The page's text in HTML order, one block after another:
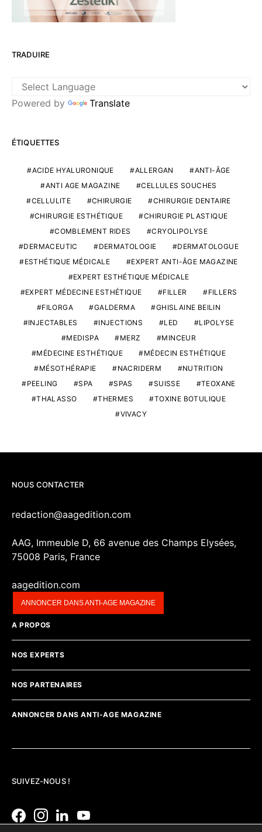
TRADUIRE
Powered by Translate
ÉTIQUETTES
ACIDE HYALURONIQUE ALLERGAN
ANTI-ÂGE
ANTI AGE MAGAZINE
CELLULES SOUCHES
CELLULITE
CHIRURGIE
CHIRURGIE DENTAIRE
CHIRURGIE ESTHÉTIQUE
CHIRURGIE PLASTIQUE
COMBLEMENT RIDES
CRYOLIPOLYSE
DERMACEUTIC
DERMATOLOGIE
DERMATOLOGUE
ESTHÉTIQUE MÉDICALE
EXPERT ANTI-ÂGE MAGAZINE
EXPERT ESTHÉTIQUE MÉDICALE
EXPERT MÉDECINE ESTHÉTIQUE
FILLER
FILLERS
FILORGA
GALDERMA
GHISLAINE BEILIN
INJECTABLES
INJECTIONS LED
LIPOLYSE
MEDISPA
MERZ
MINCEUR
MÉDECINE ESTHÉTIQUE
MÉDECIN ESTHÉTIQUE
MÉSOTHÉRAPIE
NACRIDERM
NUTRITION
PEELING
SPA SPAS SUISSE
TEOXANE
THALASSO
THERMES
TOXINE BOTULIQUE
VIVACY
NOUS CONTACTER
redaction@aagedition.com
AAG, Immeuble D, 66 avenue des Champs Elysées,
75008 Paris, France
aagedition.com
ANNONCER DANS ANTI-AGE MAGAZINE
A PROPOS
NOS EXPERTS
NOS PARTENAIRES
ANNONCER DANS ANTI-AGE MAGAZINE
SUIVEZ-NOUS !